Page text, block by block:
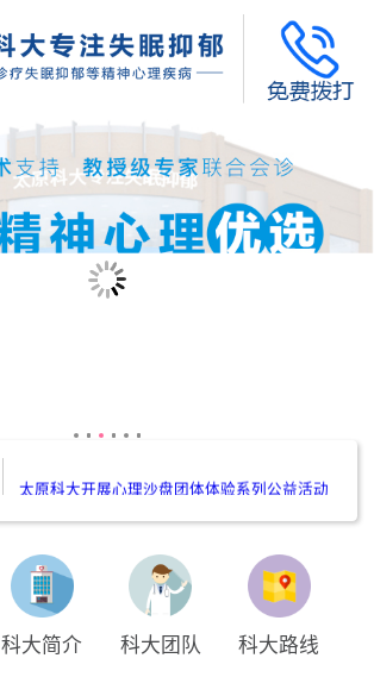
太原科大开展--“心理隐患也是安全隐患”讲座”
太原科大开展心理沙盘团体体验系列公益活动
科大简介 科大团队 科大路线